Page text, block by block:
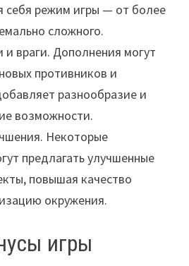
себя режим игры — от более
сложного.
враги. Дополнения могут
противников и
разнообразие и
возможности.
Некоторые
предлагать улучшенные
повышая качество
окружения.
игры